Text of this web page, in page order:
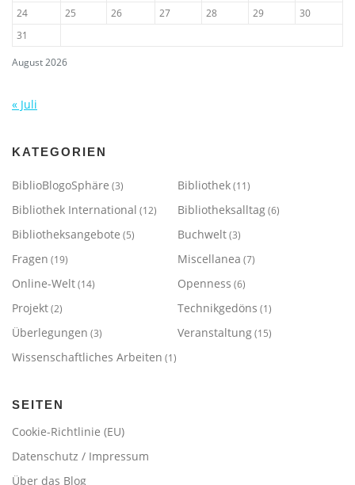
August 2026
24
25 26 27 28 29
30
31
« Juli
KATEGORIEN
BiblioBlogoSphäre (3) Bibliothek(11)
Bibliothek International (12) Bibliotheksalltag(6)
Bibliotheksangebote (5) Buchwelt(3)
Fragen (19) Miscellanea (7)
Online-Welt(14) Openness (6)
Projekt(2) Technikgedöns (1)
Überlegungen (3) Veranstaltung(15)
Wissenschaftliches Arbeiten (1)
SEITEN
Cookie-Richtlinie (EU)
Datenschutz / Impressum
Über das Blog